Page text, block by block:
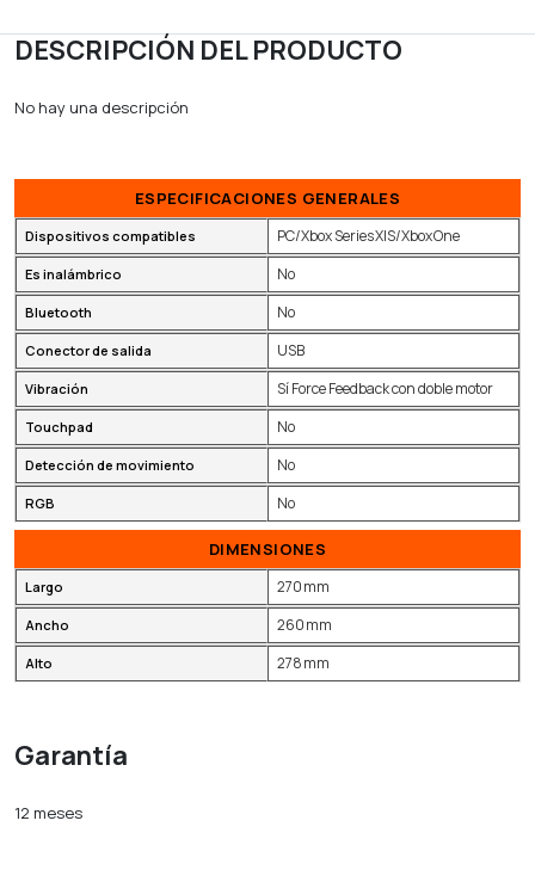
DESCRIPCIÓN DEL PRODUCTO
No hay una descripción
ESPECIFICACIONES GENERALES
Dispositivos compatibles PC/Xbox Series X|S/Xbox One
Es inalámbrico No
Bluetooth No
Conector de salida USB
Vibración Sí Force Feedback con doble motor
Touchpad No
Detección de movimiento No
RGB No
DIMENSIONES
Largo 270 mm
Ancho 260 mm
Alto 278 mm
Garantía
12 meses